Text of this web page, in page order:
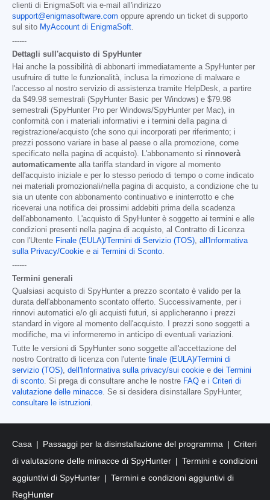
clienti di EnigmaSoft via e-mail all'indirizzo
support@enigmasoftware.com oppure aprendo un ticket di supporto
sul sito MyAccount di EnigmaSoft.
------
Dettagli sull'acquisto di SpyHunter
Hai anche la possibilità di abbonarti immediatamente a SpyHunter per
usufruire di tutte le funzionalità, inclusa la rimozione di malware e
l'accesso al nostro servizio di assistenza tramite HelpDesk, a partire
da $49.98 semestrali (SpyHunter Basic per Windows) e $79.98
semestrali (SpyHunter Pro per Windows/SpyHunter per Mac), in
conformità con i materiali informativi e i termini della pagina di
registrazione/acquisto (che sono qui incorporati per riferimento; i
prezzi possono variare in base al paese o alla promozione, come
specificato nella pagina di acquisto). L'abbonamento si rinnoverà
automaticamente alla tariffa standard in vigore al momento
dell'acquisto iniziale e per lo stesso periodo di tempo o come indicato
nei materiali promozionali/nella pagina di acquisto, a condizione che tu
sia un utente con abbonamento continuativo e ininterrotto e che
riceverai una notifica dei prossimi addebiti prima della scadenza
dell'abbonamento. L'acquisto di SpyHunter è soggetto ai termini e alle
condizioni presenti nella pagina di acquisto, al Contratto di Licenza
con l'Utente Finale (EULA)/Termini di Servizio (TOS), all'Informativa
sulla Privacy/Cookie e ai Termini di Sconto.
------
Termini generali
Qualsiasi acquisto di SpyHunter a prezzo scontato è valido per la
durata dell'abbonamento scontato offerto. Successivamente, per i
rinnovi automatici e/o gli acquisti futuri, si applicheranno i prezzi
standard in vigore al momento dell'acquisto. I prezzi sono soggetti a
modifiche, ma vi informeremo in anticipo di eventuali variazioni.
Tutte le versioni di SpyHunter sono soggette all'accettazione del
nostro Contratto di licenza con l'utente finale (EULA)/Termini di
servizio (TOS), dell'Informativa sulla privacy/sui cookie e dei Termini
di sconto. Si prega di consultare anche le nostre FAQ e i Criteri di
valutazione delle minacce. Se si desidera disinstallare SpyHunter,
consultare le istruzioni.
Casa Passaggi per la disinstallazione del programma
Criteri
di valutazione delle minacce di SpyHunter
Termini e condizioni
aggiuntivi di SpyHunter
Termini e condizioni aggiuntivi di
RegHunter